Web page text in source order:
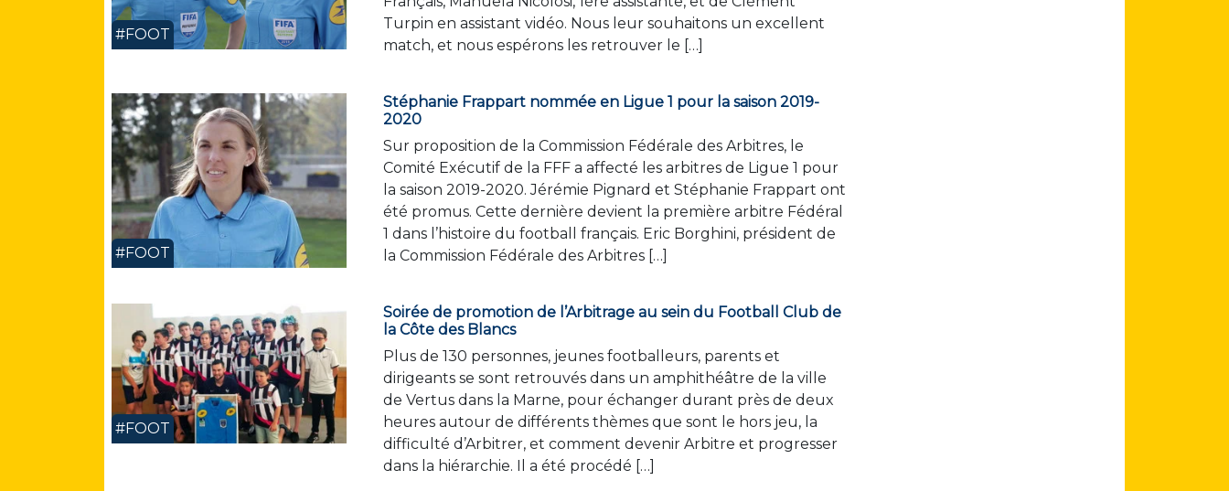
#FOOT
Turpin en assistant vidéo. Nous leur souhaitons un excellent
match, et nous espérons les retrouver le […]
#FOOT
Stéphanie Frappart nommée en Ligue 1 pour la saison 2019-
2020
Sur proposition de la Commission Fédérale des Arbitres, le
Comité Exécutif de la FFF a affecté les arbitres de Ligue 1 pour
la saison 2019-2020. Jérémie Pignard et Stéphanie Frappart ont
été promus. Cette dernière devient la première arbitre Fédéral
1 dans l’histoire du football français. Eric Borghini, président de
la Commission Fédérale des Arbitres […]
#FOOT
Soirée de promotion de l’Arbitrage au sein du Football Club de
la Côte des Blancs
Plus de 130 personnes, jeunes footballeurs, parents et
dirigeants se sont retrouvés dans un amphithéâtre de la ville
de Vertus dans la Marne, pour échanger durant près de deux
heures autour de différents thèmes que sont le hors jeu, la
difficulté d’Arbitrer, et comment devenir Arbitre et progresser
dans la hiérarchie. Il a été procédé […]